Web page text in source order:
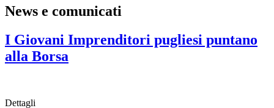
News e comunicati
I Giovani Imprenditori pugliesi puntano
alla Borsa
Dettagli